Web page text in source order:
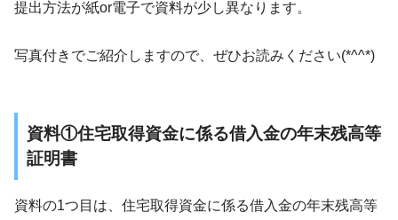
提出方法が紙or電子で資料が少し異なります。
写真付きでご紹介しますので、ぜひお読みください(*^^*)
資料①住宅取得資金に係る借入金の年末残高等
証明書
資料の1つ目は、住宅取得資金に係る借入金の年末残高等